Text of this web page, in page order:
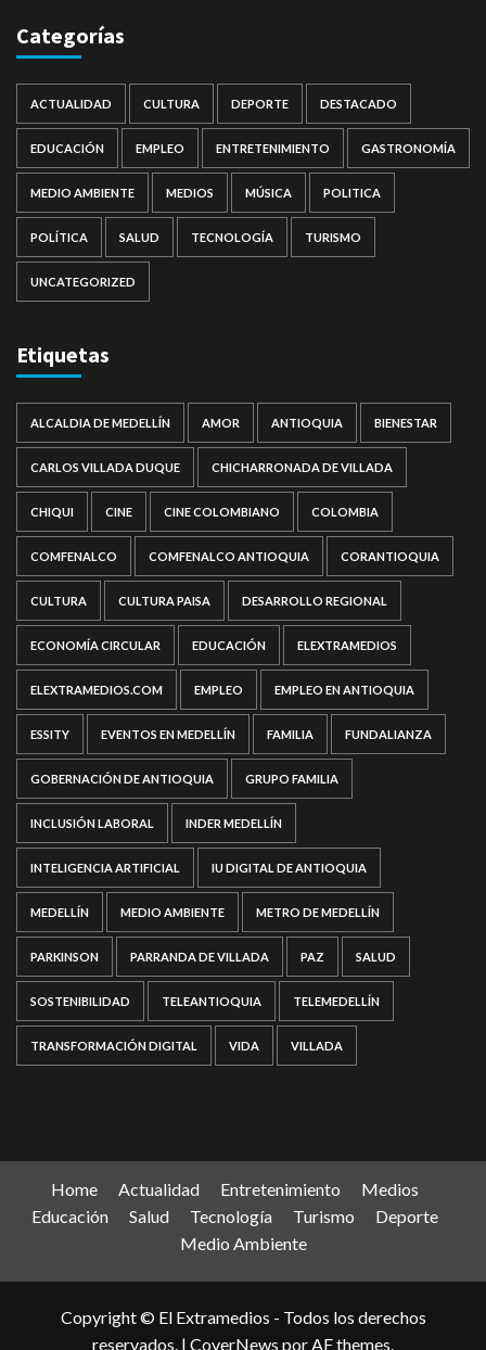
Categorías
ACTUALIDAD CULTURA DEPORTE DESTACADO
EDUCACIÓN EMPLEO ENTRETENIMIENTO GASTRONOMÍA
MEDIO AMBIENTE MEDIOS MÚSICA POLITICA
POLÍTICA SALUD TECNOLOGÍA TURISMO
UNCATEGORIZED
Etiquetas
ALCALDIA DE MEDELLÍN AMOR ANTIOQUIA BIENESTAR
CARLOS VILLADA DUQUE CHICHARRONADA DE VILLADA
CHIQUI CINE CINE COLOMBIANO COLOMBIA
COMFENALCO COMFENALCO ANTIOQUIA CORANTIOQUIA
CULTURA CULTURA PAISA DESARROLLO REGIONAL
ECONOMÍA CIRCULAR EDUCACIÓN ELEXTRAMEDIOS
ELEXTRAMEDIOS.COM EMPLEO EMPLEO EN ANTIOQUIA
ESSITY EVENTOS EN MEDELLÍN FAMILIA FUNDALIANZA
GOBERNACIÓN DE ANTIOQUIA GRUPO FAMILIA
INCLUSIÓN LABORAL INDER MEDELLÍN
INTELIGENCIA ARTIFICIAL IU DIGITAL DE ANTIOQUIA
MEDELLÍN MEDIO AMBIENTE METRO DE MEDELLÍN
PARKINSON PARRANDA DE VILLADA PAZ SALUD
SOSTENIBILIDAD TELEANTIOQUIA TELEMEDELLÍN
TRANSFORMACIÓN DIGITAL VIDA VILLADA
Home Actualidad Entretenimiento
Medios
Educación
Salud Tecnología Turismo
Deporte
Medio Ambiente
Copyright © El Extramedios - Todos los derechos
reservados. | CoverNews por AF themes.